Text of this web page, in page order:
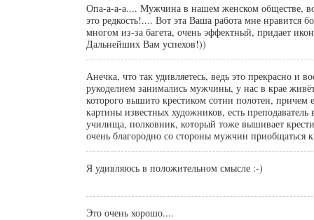
Опа-а-а-а.... Мужчина в нашем женском обществе,
это редкость!.... Вот эта Ваша работа мне нравится
многом из-за багета, очень эффектный, придает
Дальнейших Вам успехов!))
Анечка, что так удивляетесь, ведь это прекрасно и
рукоделием занимались мужчины, у нас в крае
которого вышито крестиком сотни полотен, причем
картины известных художников, есть преподаватель
училища, полковник, который тоже вышивает
очень благородно со стороны мужчин приобщаться
Я удивляюсь в положительном смысле :-)
Это очень хорошо....